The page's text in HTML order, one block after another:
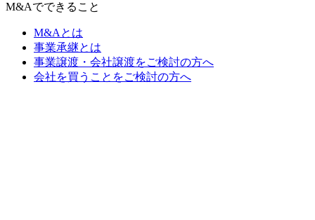
M&Aでできること
M&Aとは
事業承継とは
事業譲渡・会社譲渡をご検討の方へ
会社を買うことをご検討の方へ